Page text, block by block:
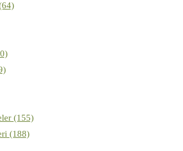
(155)
(188)